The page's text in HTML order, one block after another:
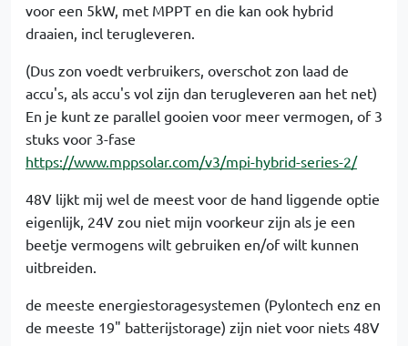
voor een 5kW, met MPPT en die kan ook hybrid
draaien, incl terugleveren.
(Dus zon voedt verbruikers, overschot zon laad de
accu's, als accu's vol zijn dan terugleveren aan het net)
En je kunt ze parallel gooien voor meer vermogen, of 3
stuks voor 3-fase
https://www.mppsolar.com/v3/mpi-hybrid-series-2/
48V lijkt mij wel de meest voor de hand liggende optie
eigenlijk, 24V zou niet mijn voorkeur zijn als je een
beetje vermogens wilt gebruiken en/of wilt kunnen
uitbreiden.
de meeste energiestoragesystemen (Pylontech enz en
de meeste 19" batterijstorage) zijn niet voor niets 48V